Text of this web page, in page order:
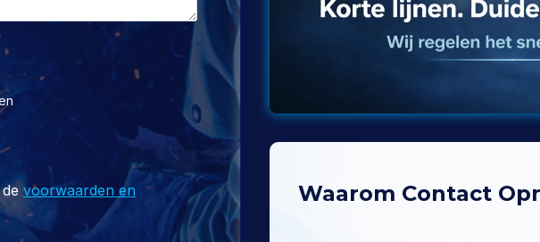
voorwaarden en
Waarom Contact